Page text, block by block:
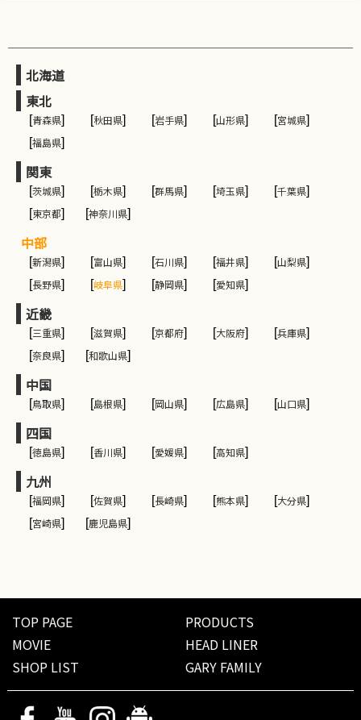
北海道
東北
[青森県] [秋田県] [岩手県] [山形県] [宮城県]
[福島県]
関東
[茨城県] [栃木県] [群馬県] [埼玉県] [千葉県]
[東京都] [神奈川県]
中部
[新潟県] [富山県] [石川県] [福井県] [山梨県]
[長野県] [岐阜県] [静岡県] [愛知県]
近畿
[三重県] [滋賀県] [京都府] [大阪府] [兵庫県]
[奈良県] [和歌山県]
中国
[鳥取県] [島根県] [岡山県] [広島県] [山口県]
四国
[徳島県] [香川県] [愛媛県] [高知県]
九州
[福岡県] [佐賀県] [長崎県] [熊本県] [大分県]
[宮崎県] [鹿児島県]
TOP PAGE
PRODUCTS
MOVIE
HEAD LINER
SHOP LIST
GARY FAMILY